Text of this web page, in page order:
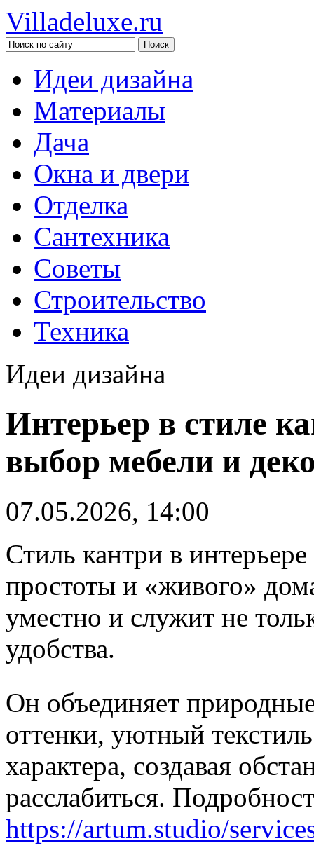
Villadeluxe.ru
Идеи дизайна
Материалы
Дача
Окна и двери
Отделка
Сантехника
Советы
Строительство
Техника
Идеи дизайна
Интерьер в стиле
выбор мебели и
07.05.2026, 14:00
Стиль кантри в
простоты и «живого»
уместно и служит не
удобства.
Он объединяет
оттенки, уютный
характера, создавая
расслабиться.
https://artum.studio/